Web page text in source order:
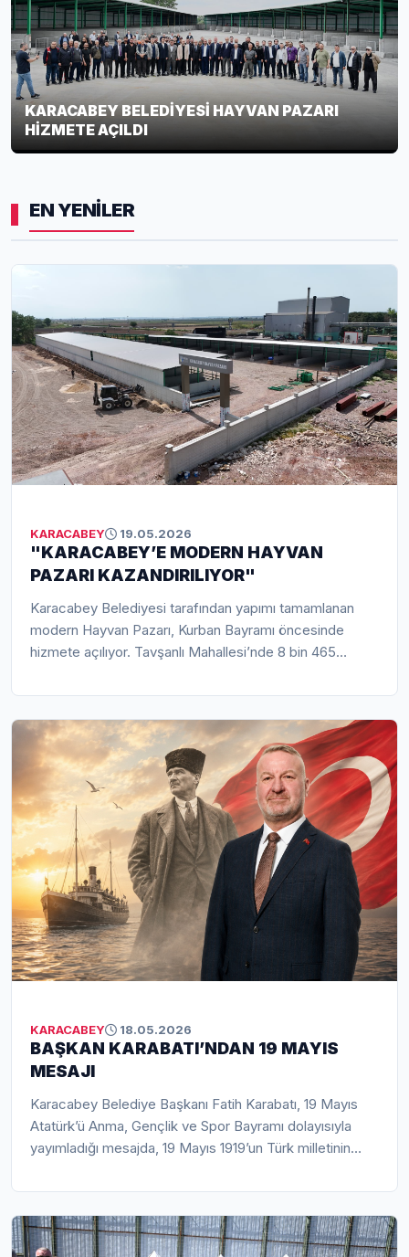
KARACABEY BELEDİYESİ HAYVAN PAZARI
HİZMETE AÇILDI
EN YENİLER
KARACABEY 19.05.2026
"KARACABEY’E MODERN HAYVAN
PAZARI KAZANDIRILIYOR"
Karacabey Belediyesi tarafından yapımı tamamlanan
modern Hayvan Pazarı, Kurban Bayramı öncesinde
hizmete açılıyor. Tavşanlı Mahallesi’nde 8 bin 465
küçükbaş hayvan kapasitesi ve modern altyapısıyla hem
üreticilere hem vatandaşlara güvenli, hijyenik ve düzenli
bir alışveriş ortamı sunacak. Karacabey Belediye
Başkanı Fatih Karabatı, yeni hayvan pazarının sadece
Karacabey’e değil çevre ilçelere de hizmet vererek
bölge hayvancılığına ve ekonomisine önemli katkı
sağlayacağını belirtti. 20 Mayıs Çarşamba günü saat
11.30’da gerçekleştirilecek açılışa tüm vatandaşlar davet
edildi.
KARACABEY 18.05.2026
BAŞKAN KARABATI’NDAN 19 MAYIS
MESAJI
Karacabey Belediye Başkanı Fatih Karabatı, 19 Mayıs
Atatürk’ü Anma, Gençlik ve Spor Bayramı dolayısıyla
yayımladığı mesajda, 19 Mayıs 1919’un Türk milletinin
olduğunu vurguladı. Gazi Mustafa Kemal Atatürk’ün
Samsun’da yaktığı bağımsızlık meşalesinin milletin azim
ve kararlılığıyla büyük bir zafere dönüştüğünü belirten